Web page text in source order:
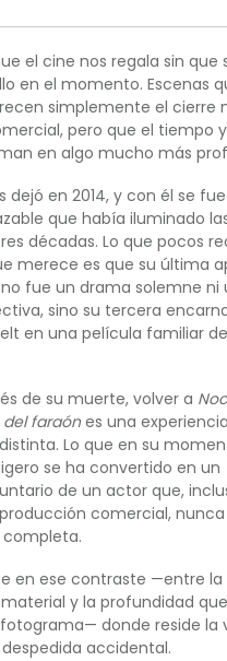
el cine nos regala sin que
en el momento. Escenas
simplemente el cierre
pero que el tiempo
en algo mucho más
dejó en 2014, y con él se
que había iluminado
décadas. Lo que pocos
merece es que su última
fue un drama solemne ni
sino su tercera
en una película familiar de
de su muerte, volver a
del faraónes una experiencia
Lo que en su
se ha convertido en un
de un actor que,
comercial, nunca
en ese contraste —entre la
y la profundidad
donde reside la
accidental.